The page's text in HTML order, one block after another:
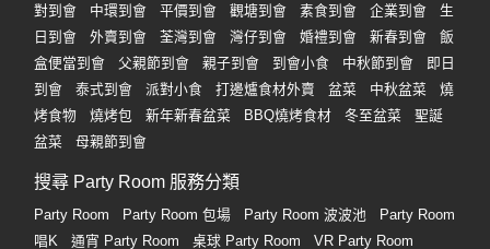
對到會
中環到會 平價到會 觀塘到會 素食到會 企業到會
生
日到會
外賣到會 荃灣到會 灣仔到會 婚禮到會 新春到會
飯
盒便當到會
父親節到會 親子到會 到會小食 中秋節到會
即日
到會
泰式到會 派對小食 打邊爐食材外賣 盆菜 中秋盆菜
燒
烤食物
燒烤包 新年新春盆菜 BBQ燒烤食材 冬至盆菜
聖誕
盆菜
母親節到會
搜尋 Party Room 服務分類
Party Room Party Room 包場 Party Room 波波池
Party Room
唱K
通宵 Party Room 桌球 Party Room VR Party Room